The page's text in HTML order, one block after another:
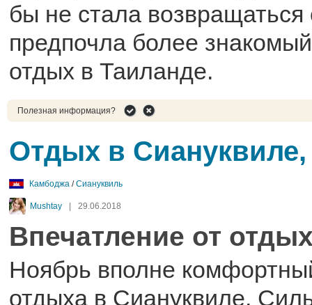
бы не стала
предпочла более
отдых в Таиланде.
Полезная информация?
Отдых в
Камбоджа /Сиануквиль
Mushtay 29.06.2018
Впечатление от
Ноябрь вполне
отдыха в Сиануквиле.